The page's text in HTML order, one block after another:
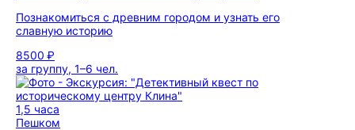
Познакомиться с древним городом и узнать его
славную историю
8500 ₽
за группу, 1–6 чел.
1,5 часа
Пешком